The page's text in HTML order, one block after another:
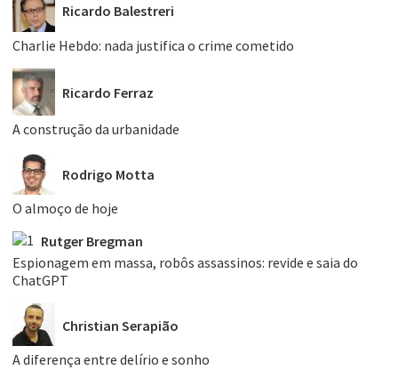
Ricardo Balestreri
Charlie Hebdo: nada justifica o crime cometido
Ricardo Ferraz
A construção da urbanidade
Rodrigo Motta
O almoço de hoje
Rutger Bregman
Espionagem em massa, robôs assassinos: revide e saia do
ChatGPT
Christian Serapião
A diferença entre delírio e sonho